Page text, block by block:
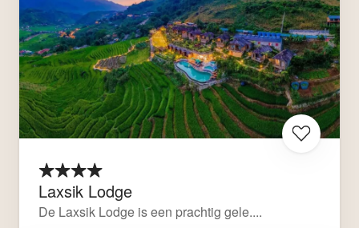
Laxsik Lodge
De Laxsik Lodge is een prachtig gele....